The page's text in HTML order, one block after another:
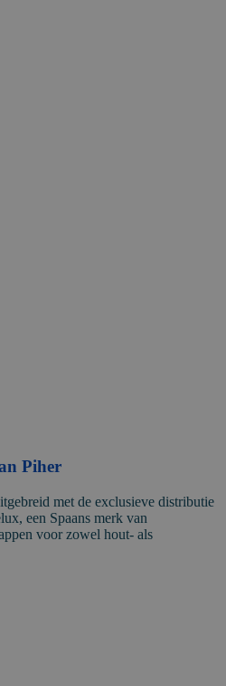
Piher
met de exclusieve distributie
een Spaans merk van
voor zowel hout- als